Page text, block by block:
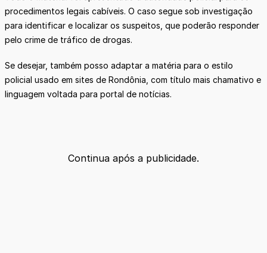
procedimentos legais cabíveis. O caso segue sob investigação
para identificar e localizar os suspeitos, que poderão responder
pelo crime de tráfico de drogas.
Se desejar, também posso adaptar a matéria para o estilo
policial usado em sites de Rondônia, com título mais chamativo e
linguagem voltada para portal de notícias.
Continua após a publicidade.